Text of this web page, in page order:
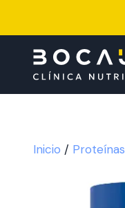
Inicio / Proteínas